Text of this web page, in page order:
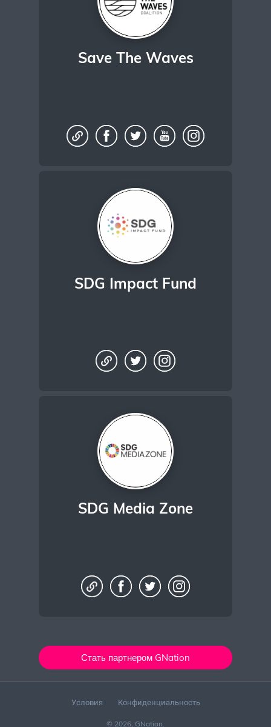
Save The Waves
SDG Impact Fund
SDG Media Zone
Стать партнером GNation
Условия Конфиденциальность
© 2026, GNation.